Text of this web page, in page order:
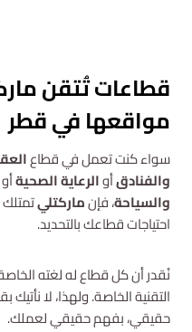
قطاعات تُتقن
مواقعها في قطر
سواء كنت تعمل في قطاع
والفنادقأوالرعاية الصحيةأو
والسياحة، فإنماركتلي
احتياجات قطاعك بالتحديد.
نُقدر أن كل قطاع له لغته
التقنية الخاصة. ولهذا، لا
حقيقي، بفهم حقيقي لعملك.